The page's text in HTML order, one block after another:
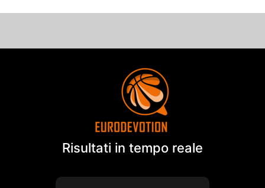
Risultati in tempo reale